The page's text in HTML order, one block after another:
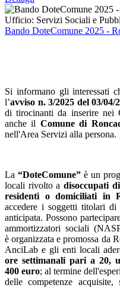
Ufficio: Servizi Sociali e
Bando DoteComune 2025 -
Si informano gli interessati
l’avviso n. 3/2025 del 03/04/
di tirocinanti da inserire nei
anche il Comune di
nell'Area Servizi alla persona.
La “DoteComune”è un
locali rivolto a disoccupati
residenti o domiciliati in
accedere i soggetti titolari
anticipata. Possono
ammortizzatori sociali
è organizzata e promossa da
AnciLab e gli enti locali
ore settimanali pari a 20,
400 euro; al termine
delle competenze